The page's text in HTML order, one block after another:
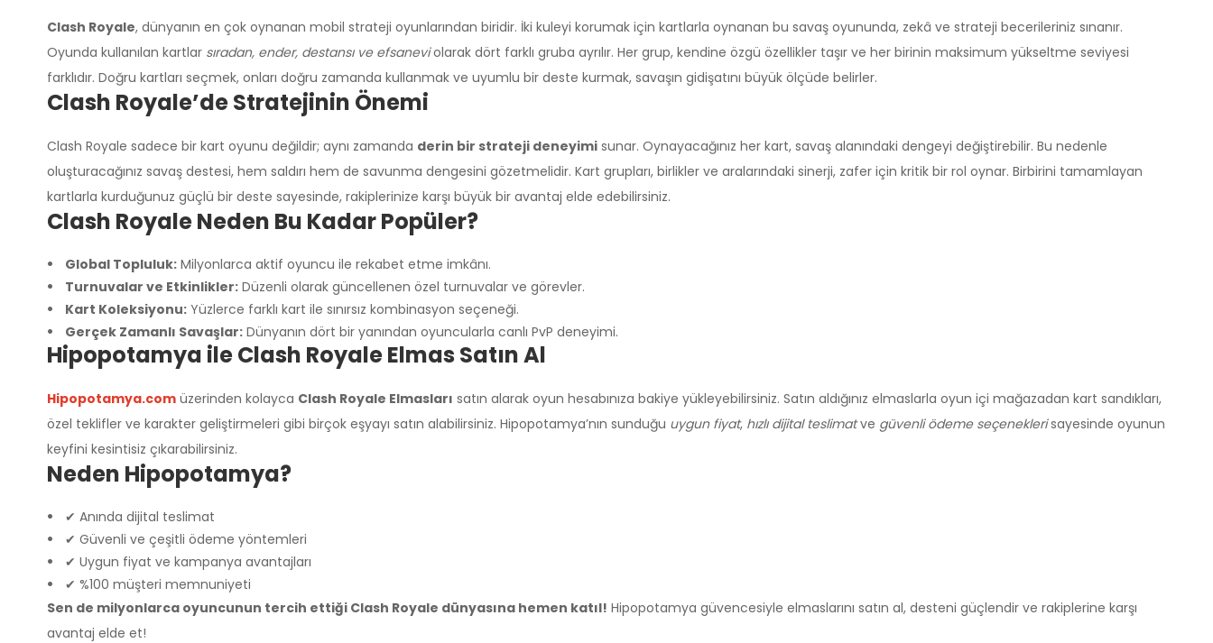
Clash Royale, dünyanın en çok oynanan mobil strateji oyunlarından biridir. İki kuleyi korumak için kartlarla oynanan bu savaş oyununda, zekâ ve strateji becerileriniz sınanır.
Oyunda kullanılan kartlar sıradan, ender, destansı ve efsaneviolarak dört farklı gruba ayrılır. Her grup, kendine özgü özellikler taşır ve her birinin maksimum yükseltme seviyesi
farklıdır. Doğru kartları seçmek, onları doğru zamanda kullanmak ve uyumlu bir deste kurmak, savaşın gidişatını büyük ölçüde belirler.
Clash Royale’de Stratejinin Önemi
Clash Royale sadece bir kart oyunu değildir; aynı zamanda derin bir strateji deneyimi sunar. Oynayacağınız her kart, savaş alanındaki dengeyi değiştirebilir. Bu nedenle
oluşturacağınız savaş destesi, hem saldırı hem de savunma dengesini gözetmelidir. Kart grupları, birlikler ve aralarındaki sinerji, zafer için kritik bir rol oynar. Birbirini tamamlayan
kartlarla kurduğunuz güçlü bir deste sayesinde, rakiplerinize karşı büyük bir avantaj elde edebilirsiniz.
Clash Royale Neden Bu Kadar Popüler?
Global Topluluk: Milyonlarca aktif oyuncu ile rekabet etme imkânı.
Turnuvalar ve Etkinlikler: Düzenli olarak güncellenen özel turnuvalar ve görevler.
Kart Koleksiyonu: Yüzlerce farklı kart ile sınırsız kombinasyon seçeneği.
Gerçek Zamanlı Savaşlar: Dünyanın dört bir yanından oyuncularla canlı PvP deneyimi.
Hipopotamya ile Clash Royale Elmas Satın Al
Hipopotamya.com üzerinden kolayca Clash Royale Elmasları satın alarak oyun hesabınıza bakiye yükleyebilirsiniz. Satın aldığınız elmaslarla oyun içi mağazadan kart sandıkları,
özel teklifler ve karakter geliştirmeleri gibi birçok eşyayı satın alabilirsiniz. Hipopotamya’nın sunduğu uygun fiyat, hızlı dijital teslimatve güvenli ödeme seçeneklerisayesinde oyunun
keyfini kesintisiz çıkarabilirsiniz.
Neden Hipopotamya?
✔ Anında dijital teslimat
✔ Güvenli ve çeşitli ödeme yöntemleri
✔ Uygun fiyat ve kampanya avantajları
✔ %100 müşteri memnuniyeti
Sen de milyonlarca oyuncunun tercih ettiği Clash Royale dünyasına hemen katıl! Hipopotamya güvencesiyle elmaslarını satın al, desteni güçlendir ve rakiplerine karşı
avantaj elde et!